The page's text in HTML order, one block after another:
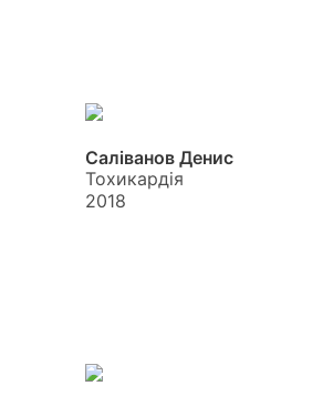
Саліванов Денис
Тохикардія
2018